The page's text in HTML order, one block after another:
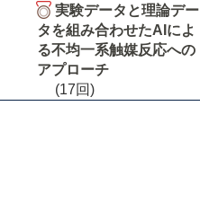
実験データと理論デー
タを組み合わせたAIによ
る不均一系触媒反応への
アプローチ
(17回)